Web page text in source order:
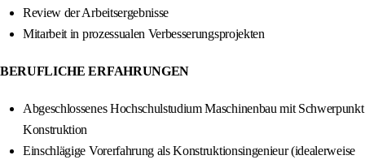
Review der Arbeitsergebnisse
Mitarbeit in prozessualen Verbesserungsprojekten
BERUFLICHE ERFAHRUNGEN
Abgeschlossenes Hochschulstudium Maschinenbau mit Schwerpunkt
Konstruktion
Einschlägige Vorerfahrung als Konstruktionsingenieur (idealerweise